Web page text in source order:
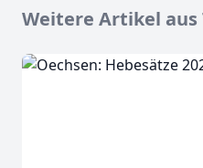
Weitere Artikel